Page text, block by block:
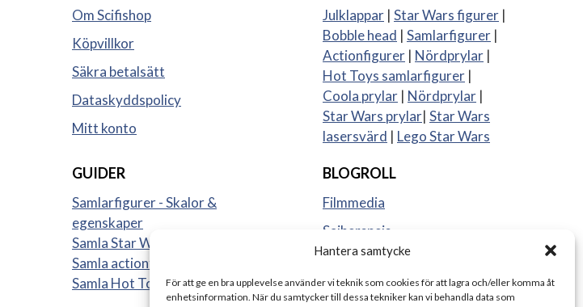
Hantera samtycke
För att ge en bra upplevelse använder vi teknik som cookies för att lagra och/eller komma åt
enhetsinformation. När du samtycker till dessa tekniker kan vi behandla data som
Om Scifishop
Köpvillkor
Säkra betalsätt
Dataskyddspolicy
Mitt konto
GUIDER
Samlarfigurer - Skalor &
egenskaper
Samla Star Wars figurer
Samla actionfigurer
Samla Hot Toys
Julklappar | Star Wars figurer |
Bobble head | Samlarfigurer |
Actionfigurer | Nördprylar |
Hot Toys samlarfigurer |
Coola prylar | Nördprylar |
Star Wars prylar| Star Wars
lasersvärd | Lego Star Wars
BLOGROLL
Filmmedia
Sajberspejs
Strange things